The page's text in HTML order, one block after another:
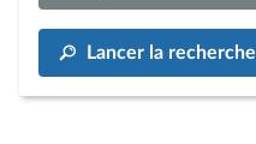
Lancer la recherche